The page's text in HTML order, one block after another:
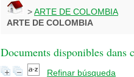
>ARTE DE COLOMBIA
ARTE DE COLOMBIA
Documents disponibles dans
Refinar búsqueda